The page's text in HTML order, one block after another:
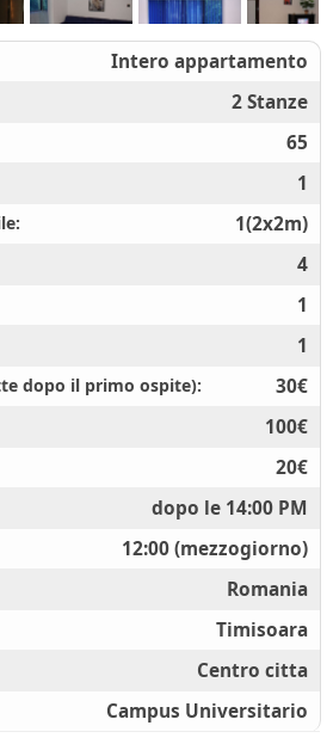
Intero appartamento
2 Stanze
65
1
1(2x2m)
4
1
1
dopo il primo ospite): 30€
100€
20€
dopo le 14:00 PM
12:00 (mezzogiorno)
Romania
Timisoara
Centro citta
Campus Universitario